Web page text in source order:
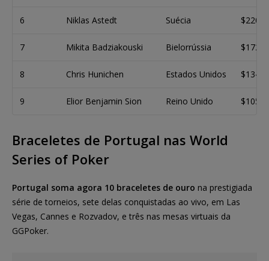
6 Niklas Astedt Suécia
7 Mikita Badziakouski Bielorrússia
8 Chris Hunichen Estados Unidos
9 Elior Benjamin Sion Reino Unido
Braceletes de Portugal nas World
Series of Poker
Portugal soma agora 10 braceletes de ouro na prestigiada
série de torneios, sete delas conquistadas ao vivo, em Las
Vegas, Cannes e Rozvadov, e três nas mesas virtuais da
GGPoker.